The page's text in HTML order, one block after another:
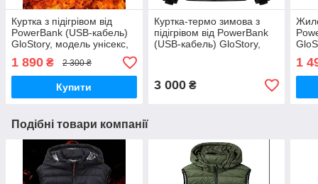
Куртка з підігрівом від
PowerBank (USB-кабель)
GloStory, модель унісекс,
батал, розмір 2XL,
4XL,5XL
1 890 ₴ 2 300 ₴
Купити
Куртка-термо зимова з
підігрівом від PowerBank
(USB-кабель) GloStory,
3 000₴
1
Подібні товари компанії